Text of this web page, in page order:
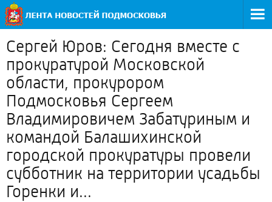
Сергей Юров: Сегодня вместе с
прокуратурой Московской
области, прокурором
Подмосковья Сергеем
Владимировичем Забатуриным и
командой Балашихинской
городской прокуратуры провели
субботник на территории усадьбы
Горенки и...